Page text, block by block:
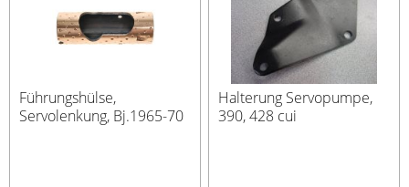
Führungshülse,
Servolenkung, Bj.1965-70
Halterung Servopumpe,
390, 428 cui